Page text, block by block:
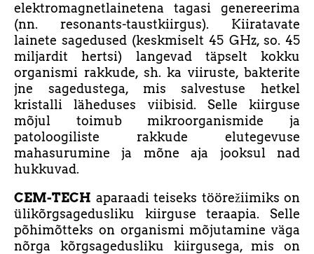
elektromagnetlainetena tagasi genereerima
(nn. resonants-taustkiirgus). Kiiratavate
lainete sagedused (keskmiselt 45 GHz, so. 45
miljardit hertsi) langevad täpselt kokku
organismi rakkude, sh. ka viiruste, bakterite
jne sagedustega, mis salvestuse hetkel
kristalli läheduses viibisid. Selle kiirguse
mõjul toimub mikroorganismide ja
patoloogiliste rakkude elutegevuse
mahasurumine ja mõne aja jooksul nad
hukkuvad.
CEM-TECH aparaadi teiseks töörežiimiks on
ülikõrgsagedusliku kiirguse teraapia. Selle
põhimõtteks on organismi mõjutamine väga
nõrga kõrgsagedusliku kiirgusega, mis on